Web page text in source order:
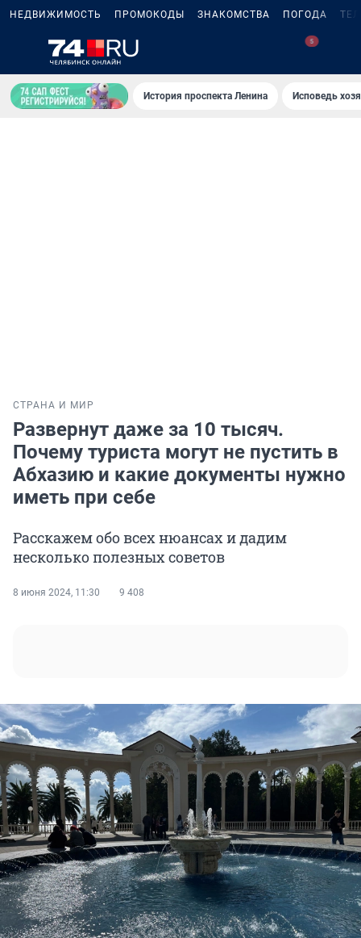
НЕДВИЖИМОСТЬ ПРОМОКОДЫ ЗНАКОМСТВА ПОГОДА
История проспекта Ленина Исповедь
СТРАНА И МИР
Развернут даже за 10 тысяч.
Почему туриста могут не пустить в
Абхазию и какие документы нужно
иметь при себе
Расскажем обо всех нюансах и дадим
несколько полезных советов
8 июня 2024, 11:30 9 408